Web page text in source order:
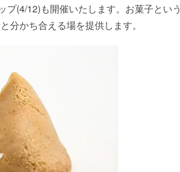
(4/12)も開催いたします。お菓子という
分かち合える場を提供します。